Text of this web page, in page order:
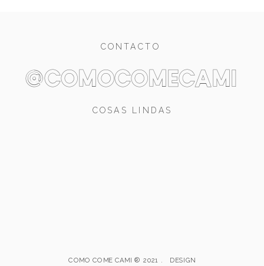
COSAS LINDAS
@comocomecami
CONTACTO
COMO COME CAMI ® 2021 . DESIGN